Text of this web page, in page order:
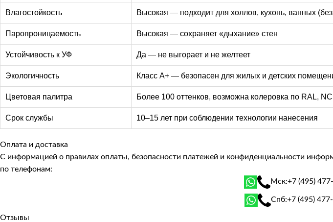
Влагостойкость Высокая — подходит для холлов, кухонь, ванных
Паропроницаемость Высокая — сохраняет «дыхание» стен
Устойчивость к УФ Да — не выгорает и не желтеет
Экологичность Класс А+ — безопасен для жилых и детских
Цветовая палитра Более 100 оттенков, возможна колеровка по RAL,
Срок службы 10–15 лет при соблюдении технологии нанесения
Оплата и доставка
С информацией о правилах оплаты, безопасности платежей и конфиденциальности
по телефонам:
Мск:+7 (495)
Спб:+7 (495)
Отзывы